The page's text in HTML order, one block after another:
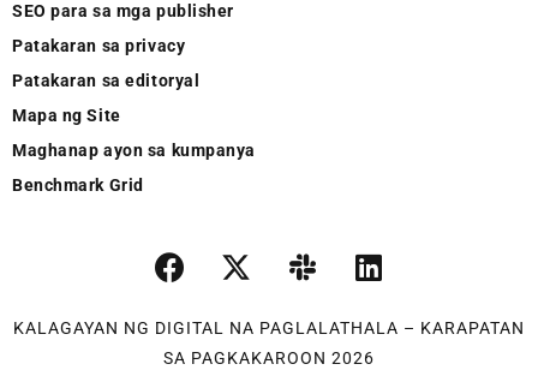
SEO para sa mga publisher
Patakaran sa privacy
Patakaran sa editoryal
Mapa ng Site
Maghanap ayon sa kumpanya
Benchmark Grid
KALAGAYAN NG DIGITAL NA PAGLALATHALA – KARAPATAN
SA PAGKAKAROON 2026